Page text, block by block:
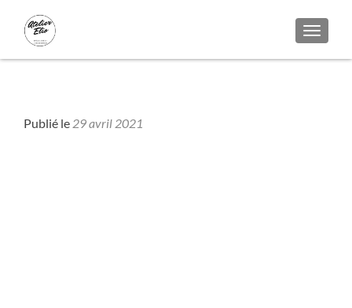
Publié le 29 avril 2021